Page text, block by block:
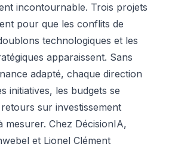
incontournable. Trois projets
pour que les conflits de
technologiques et les
apparaissent. Sans
adapté, chaque direction
initiatives, les budgets se
sur investissement
mesurer. Chez DécisionIA,
et Lionel Clément